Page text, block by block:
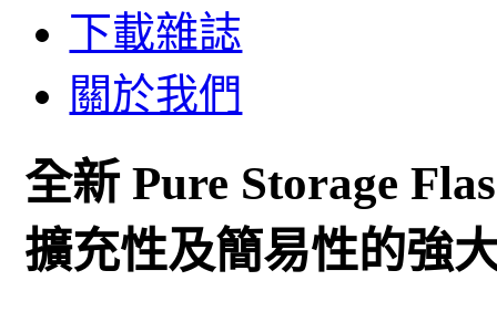
下載雜誌
關於我們
全新 Pure Storage
擴充性及簡易性的強